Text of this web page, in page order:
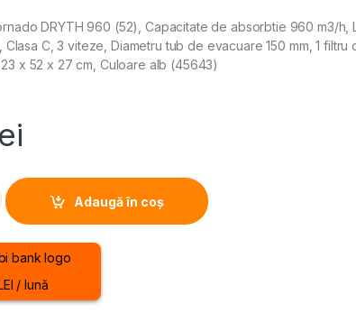
DRYTH 960 (52), Capacitate de absorbtie 960 m3/h,
Clasa C, 3 viteze, Diametru tub de evacuare 150 mm, 1 filtru
x 52 x 27 cm, Culoare alb (45643)
TORNADO DRYTH 960 (52), Absorbtie 960m3/h,
Adaugă în coș
/ lună